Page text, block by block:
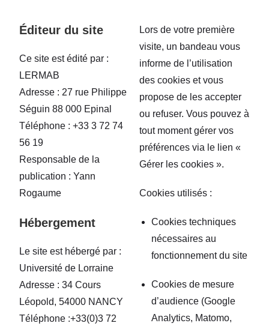
Éditeur du site
Ce site est édité par :
LERMAB
Adresse : 27 rue Philippe
Séguin 88 000 Epinal
Téléphone : +33 3 72 74
56 19
Responsable de la
publication : Yann
Rogaume
Hébergement
Le site est hébergé par :
Université de Lorraine
Adresse : 34 Cours
Léopold, 54000 NANCY
Téléphone :+33(0)3 72
Lors de votre première
visite, un bandeau vous
informe de l’utilisation
des cookies et vous
propose de les accepter
ou refuser. Vous pouvez à
tout moment gérer vos
préférences via le lien «
Gérer les cookies ».
Cookies utilisés :
Cookies techniques
nécessaires au
fonctionnement du site
Cookies de mesure
d’audience (Google
Analytics, Matomo,